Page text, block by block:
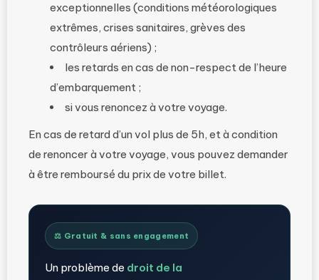
exceptionnelles (conditions météorologiques
extrêmes, crises sanitaires, grèves des
contrôleurs aériens) ;
les retards en cas de non-respect de l’heure
d’embarquement ;
si vous renoncez à votre voyage.
En cas de retard d’un vol plus de 5h, et à condition
de renoncer à votre voyage, vous pouvez demander
à être remboursé du prix de votre billet.
⚖️ Gratuit & sans engagement
Un problème de droit de la